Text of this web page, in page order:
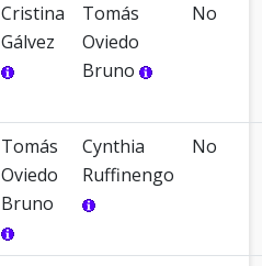
Cristina
Gálvez
Tomás
Oviedo
Bruno
No
Tomás
Oviedo
Bruno
Cynthia
Ruffinengo
No